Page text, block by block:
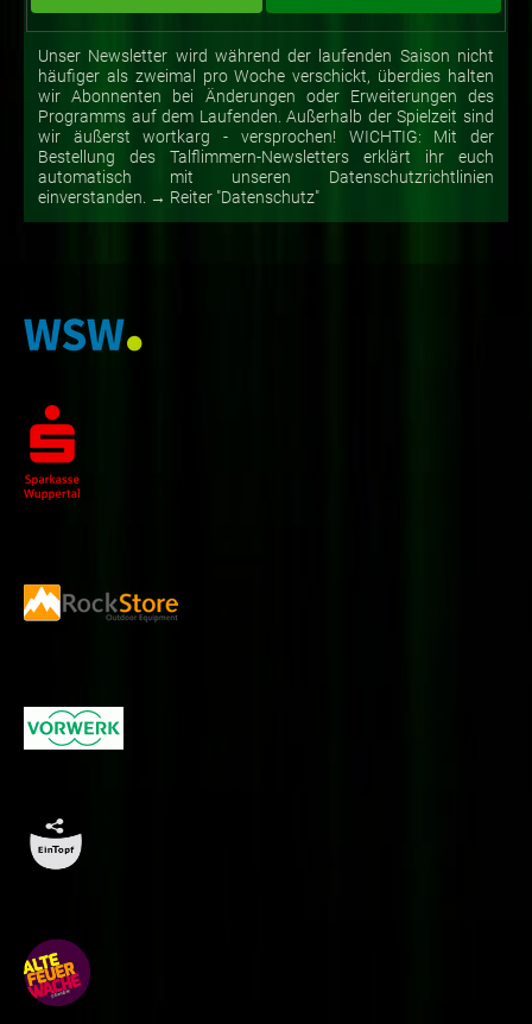
Unser Newsletter wird während der laufenden Saison nicht
häufiger als zweimal pro Woche verschickt, überdies halten
wir Abonnenten bei Änderungen oder Erweiterungen des
Programms auf dem Laufenden. Außerhalb der Spielzeit sind
wir äußerst wortkarg - versprochen! WICHTIG: Mit der
Bestellung des Talflimmern-Newsletters erklärt ihr euch
automatisch mit unseren Datenschutzrichtlinien
einverstanden. → Reiter "Datenschutz"